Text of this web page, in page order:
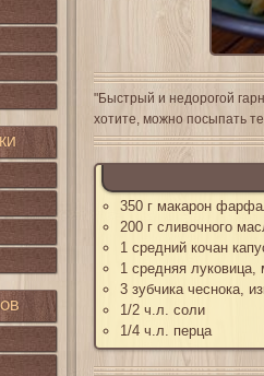
"Быстрый и недорогой
хотите, можно посыпать
350 г макарон
200 г сливочного
1 средний кочан
1 средняя луковица,
3 зубчика чеснока,
1/2 ч.л. соли
1/4 ч.л. перца